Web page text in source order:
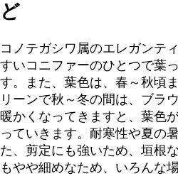
ど
コノテガシワ属のエレガンテ
すいコニファーのひとつで葉
す。また、葉色は、春～秋頃
リーンで秋～冬の間は、ブラ
暖かくなってきますと、葉色
っていきます。耐寒性や夏の
た、剪定にも強いため、垣根
もやや細めなため、いろんな